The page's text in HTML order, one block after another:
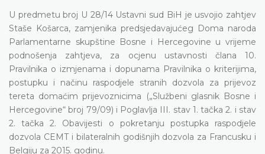
U predmetu broj U 28/14 Ustavni sud BiH je usvojio zahtjev
Staše Košarca, zamjenika predsjedavajućeg Doma naroda
Parlamentarne skupštine Bosne i Hercegovine u vrijeme
podnošenja zahtjeva, za ocjenu ustavnosti člana 10.
Pravilnika o izmjenama i dopunama Pravilnika o kriterijima,
postupku i načinu raspodjele stranih dozvola za prijevoz
tereta domaćim prijevoznicima („Službeni glasnik Bosne i
Hercegovine“ broj 79/09) i Poglavlja III. stav 1. tačka 2. i stav
2. tačka 2. Obavijesti o pokretanju postupka raspodjele
dozvola CEMT i bilateralnih godišnjih dozvola za Francusku i
Belgiju za 2015. godinu.